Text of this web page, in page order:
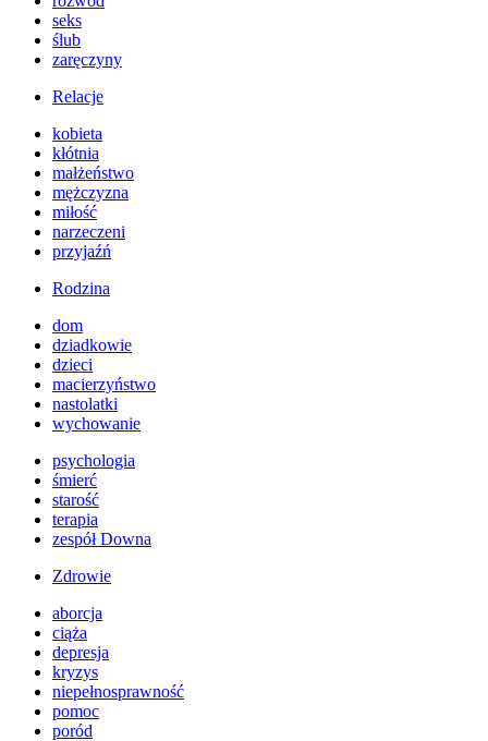
seks
ślub
zaręczyny
Relacje
kobieta
kłótnia
małżeństwo
mężczyzna
miłość
narzeczeni
przyjaźń
Rodzina
dom
dziadkowie
dzieci
macierzyństwo
nastolatki
wychowanie
psychologia
śmierć
starość
terapia
zespół Downa
Zdrowie
aborcja
ciąża
depresja
kryzys
niepełnosprawność
pomoc
poród